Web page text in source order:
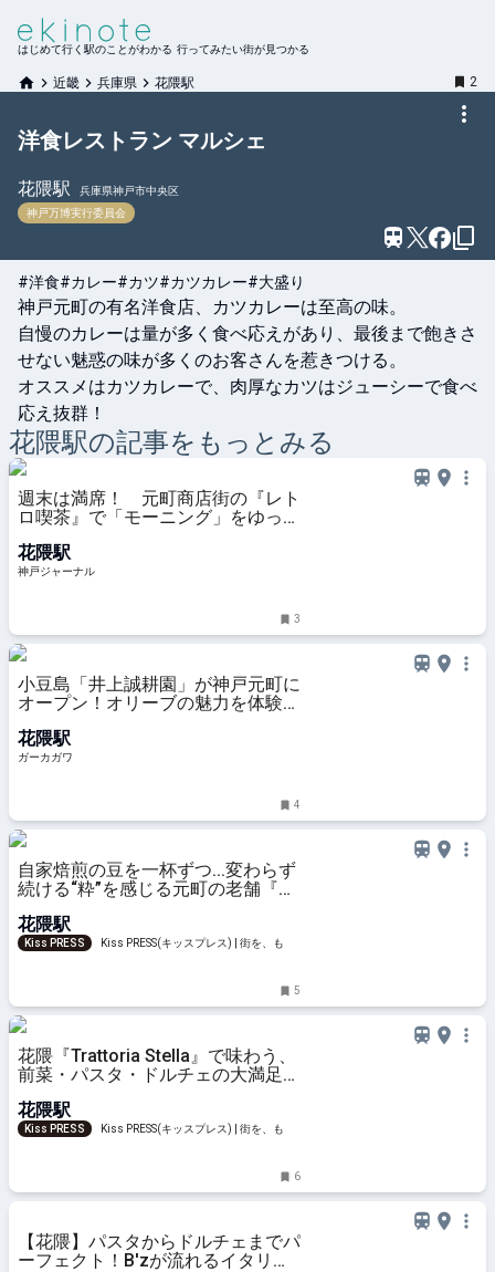
はじめて行く駅のことがわかる 行ってみたい街が見つかる
近畿 兵庫県 花隈駅 2
洋食レストラン マルシェ
花隈駅
兵庫県神戸市中央区
神戸万博実行委員会
#洋食#カレー#カツ#カツカレー#大盛り
神戸元町の有名洋食店、カツカレーは至高の味。
自慢のカレーは量が多く食べ応えがあり、最後まで飽きさ
せない魅惑の味が多くのお客さんを惹きつける。
オススメはカツカレーで、肉厚なカツはジューシーで食べ
応え抜群！
花隈駅の記事をもっとみる
週末は満席！ 元町商店街の『レト
ロ喫茶』で「モーニング」をゆっく
を贅沢に | 神戸ジャーナル
花隈駅
神戸ジャーナル
3
小豆島「井上誠耕園」が神戸元町に
オープン！オリーブの魅力を体験で
花隈駅
ガーカガワ
4
自家焙煎の豆を一杯ずつ...変わらず
続ける“粋”を感じる元町の老舗『は
花隈駅
Kiss PRESS
Kiss PRESS(キッスプレス) | 街を、もっ
5
花隈『Trattoria Stella』で味わう、
前菜・パスタ・ドルチェの大満足ラ
花隈駅
Kiss PRESS
Kiss PRESS(キッスプレス) | 街を、もっ
6
【花隈】パスタからドルチェまでパ
ーフェクト！B'zが流れるイタリア